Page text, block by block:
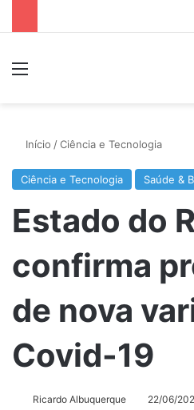
Menu
Início /Ciência e Tecnologia
Ciência e Tecnologia Saúde &
Estado do
confirma
de nova
Covid-19
Ricardo Albuquerque 22/06/